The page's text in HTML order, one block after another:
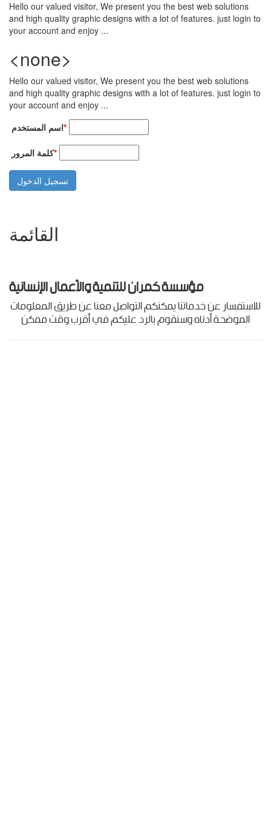
تجاوز إلى المحتوى الرئيسي
Hello our valued visitor, We present you the best web solutions
and high quality graphic designs with a lot of features. just login to
your account and enjoy ...
<none>
Hello our valued visitor, We present you the best web solutions
and high quality graphic designs with a lot of features. just login to
your account and enjoy ...
‏اسم المستخدم ‏*
‏كلمة المرور ‏*
القائمة
مؤسسة كمران للتنمية والأعمال الإنسانية
للاستفسار عن خدماتنا يمكنكم التواصل معنا عن طريق المعلومات
الموضحة أدناه وسنقوم بالرد عليكم في أقرب وقت ممكن